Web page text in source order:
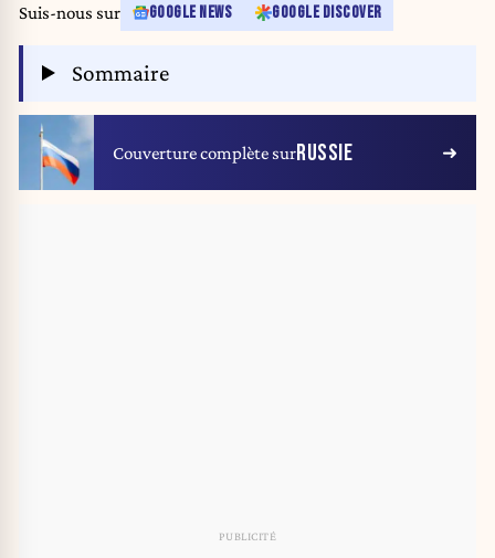
Suis-nous sur GOOGLE NEWS GOOGLE DISCOVER
Sommaire
Couverture complète surRUSSIE